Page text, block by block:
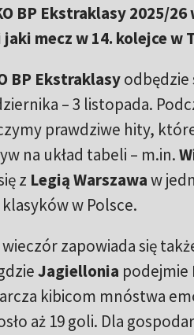
BP Ekstraklasy 2025/26
mecz w 14. kolejce w
BP Ekstraklasyodbędzie
– 3 listopada.
prawdziwe hity,
na układ tabeli – m.in.
z Legią Warszawaw
w Polsce.
zapowiada się
Jagiellonia podejmie
kibicom mnóstwa
aż 19 goli. Dla